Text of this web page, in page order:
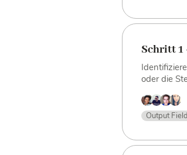
Schritt 1
oder die
Output Field